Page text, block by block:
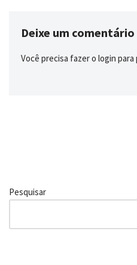
Deixe um comentário
Você precisa fazer o login para
Pesquisar